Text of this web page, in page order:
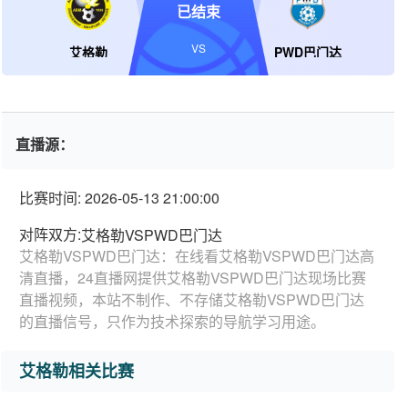
艾格勒 PWD巴门达
已结束
VS
直播源：
比赛时间: 2026-05-13 21:00:00
对阵双方:艾格勒VSPWD巴门达
艾格勒VSPWD巴门达：在线看艾格勒VSPWD巴门达高
清直播，24直播网提供艾格勒VSPWD巴门达现场比赛
直播视频，本站不制作、不存储艾格勒VSPWD巴门达
的直播信号，只作为技术探索的导航学习用途。
艾格勒相关比赛